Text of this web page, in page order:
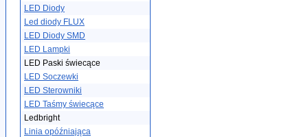
LED Diody
Led diody FLUX
LED Diody SMD
LED Lampki
LED Paski świecące
LED Soczewki
LED Sterowniki
LED Taśmy świecące
Ledbright
Linia opóźniająca